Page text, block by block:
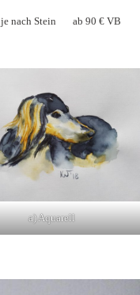
je nach Stein ab 90 € VB
a) Aquarell